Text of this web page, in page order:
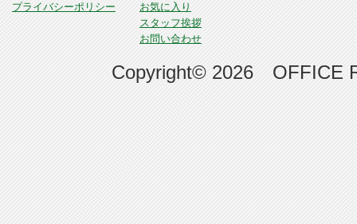
プライバシーポリシー
お気に入り
スタッフ挨拶
お問い合わせ
Copyright© 2026 OFFICE